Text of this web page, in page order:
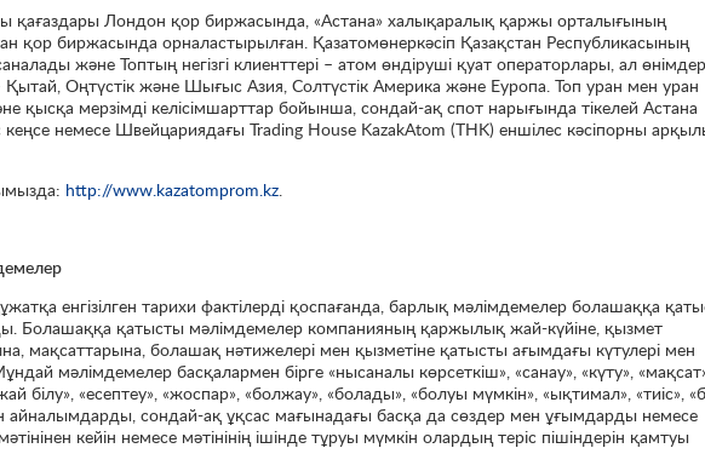
қағаздары Лондон қор биржасында, «Астана» халықаралық қаржы орталығының
қор биржасында орналастырылған. Қазатомөнеркәсіп Қазақстан Республикасының
және Топтың негізгі клиенттері – атом өндіруші қуат операторлары, ал
Қытай, Оңтүстік және Шығыс Азия, Солтүстік Америка және Еуропа. Топ уран мен уран
қысқа мерзімді келісімшарттар бойынша, сондай-ақ спот нарығында тікелей Астана
немесе Швейцариядағы Trading House KazakAtom (THK) еншілес кәсіпорны
http://www.kazatomprom.kz
енгізілген тарихи фактілерді қоспағанда, барлық мәлімдемелер болашаққа
Болашаққа қатысты мәлімдемелер компанияның қаржылық жай-күйіне, қызмет
мақсаттарына, болашақ нәтижелері мен қызметіне қатысты ағымдағы күтулері мен
мәлімдемелер басқалармен бірге «нысаналы көрсеткіш», «санау», «күту»,
білу», «есептеу», «жоспар», «болжау», «болады», «болуы мүмкін», «ықтимал», «тиіс»,
айналымдарды, сондай-ақ ұқсас мағынадағы басқа да сөздер мен ұғымдарды немесе
кейін немесе мәтінінің ішінде тұруы мүмкін олардың теріс пішіндерін қамтуы